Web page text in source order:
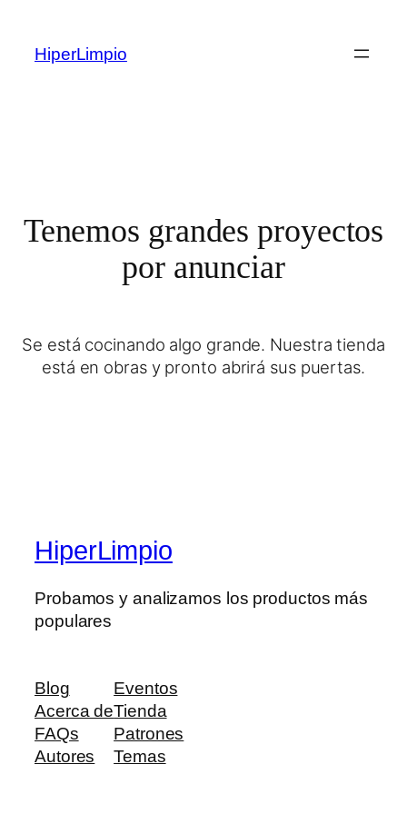
HiperLimpio
Tenemos grandes proyectos
por anunciar
Se está cocinando algo grande. Nuestra tienda
está en obras y pronto abrirá sus puertas.
HiperLimpio
Probamos y analizamos los productos más
populares
Blog
Acerca de
FAQs
Autores
Eventos
Tienda
Patrones
Temas